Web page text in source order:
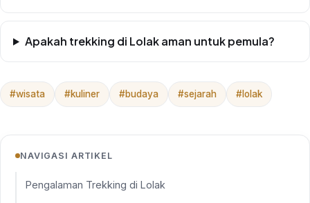
Apakah trekking di Lolak aman untuk pemula?
#wisata #kuliner #budaya #sejarah #lolak
NAVIGASI ARTIKEL
Pengalaman Trekking di Lolak